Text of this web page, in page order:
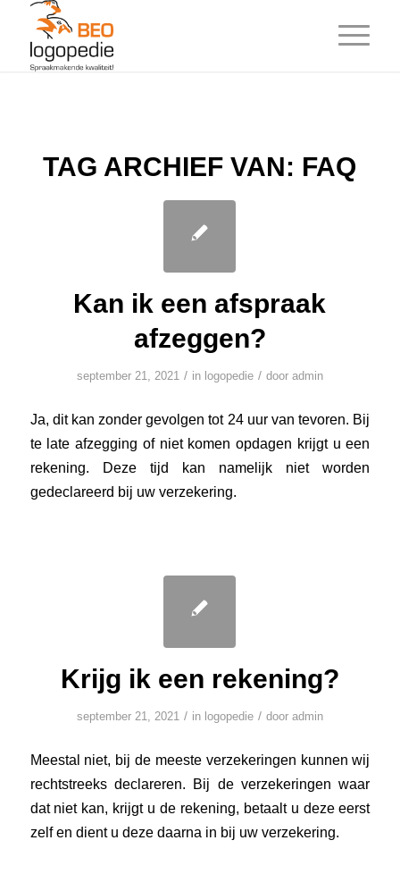
TAG ARCHIEF VAN: FAQ
Kan ik een afspraak
afzeggen?
september 21, 2021 / in logopedie / door admin
Ja, dit kan zonder gevolgen tot 24 uur van tevoren. Bij
te late afzegging of niet komen opdagen krijgt u een
rekening. Deze tijd kan namelijk niet worden
gedeclareerd bij uw verzekering.
Krijg ik een rekening?
september 21, 2021 / in logopedie / door admin
Meestal niet, bij de meeste verzekeringen kunnen wij
rechtstreeks declareren. Bij de verzekeringen waar
dat niet kan, krijgt u de rekening, betaalt u deze eerst
zelf en dient u deze daarna in bij uw verzekering.